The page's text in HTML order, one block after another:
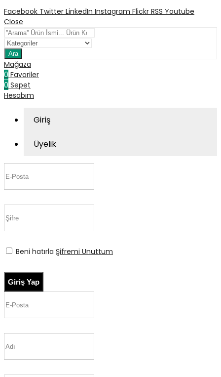
Facebook Twitter LinkedIn Instagram Flickr RSS Youtube
Close
Ara
Mağaza
0 Favoriler
0 Sepet
Hesabım
Giriş
Üyelik
Beni hatırla Şifremi Unuttum
Giriş Yap